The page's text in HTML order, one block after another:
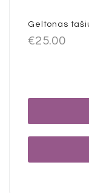
Geltonas
€25.00